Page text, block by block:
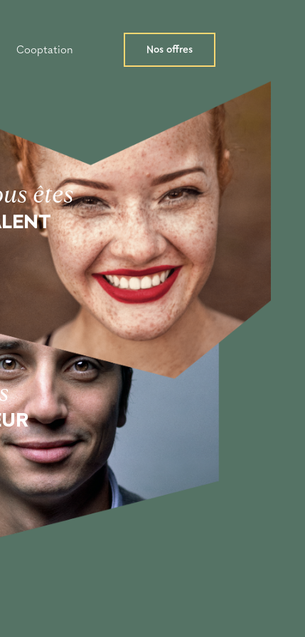
Cooptation Nos offres
êtes